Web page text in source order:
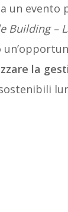
un evento
Building –
la